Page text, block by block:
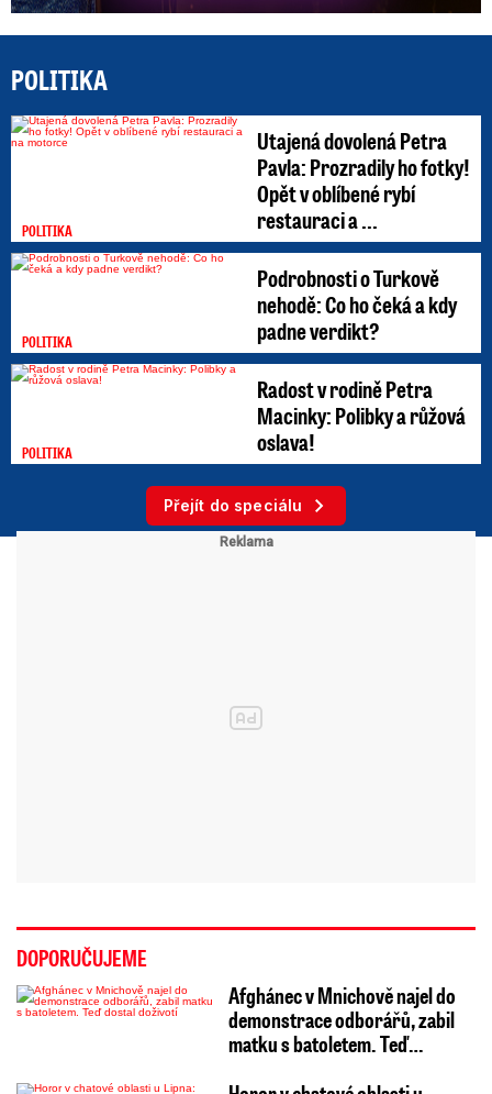
POLITIKA
POLITIKA
Utajená dovolená Petra
Pavla: Prozradily ho fotky!
Opět v oblíbené rybí
restauraci a ...
POLITIKA
Podrobnosti o Turkově
nehodě: Co ho čeká a kdy
padne verdikt?
POLITIKA
Radost v rodině Petra
Macinky: Polibky a růžová
oslava!
Přejít do speciálu
DOPORUČUJEME
Afghánec v Mnichově najel do
demonstrace odborářů, zabil
matku s batoletem. Teď…